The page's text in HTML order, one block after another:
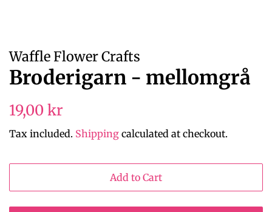
Waffle Flower Crafts
Broderigarn - mellomgrå
Regular
19,00 kr
Tax included. Shipping calculated at checkout.
Add to Cart